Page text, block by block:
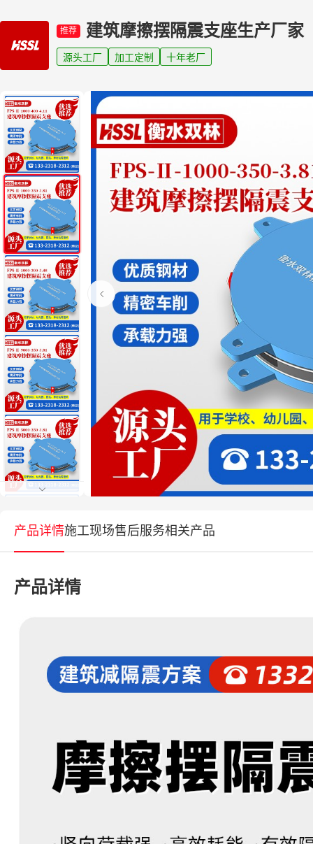
推荐 建筑摩擦摆隔震支座生产厂家
源头工厂 加工定制 十年老厂
产品详情施工现场售后服务相关产品
产品详情